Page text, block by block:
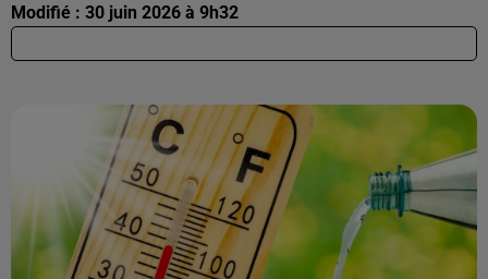
Modifié : 30 juin 2026 à 9h32